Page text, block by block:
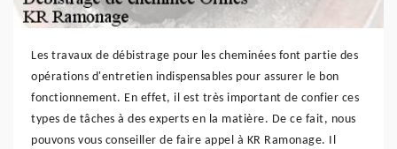
Les travaux de débistrage pour les cheminées font partie des
opérations d'entretien indispensables pour assurer le bon
fonctionnement. En effet, il est très important de confier ces
types de tâches à des experts en la matière. De ce fait, nous
pouvons vous conseiller de faire appel à KR Ramonage. Il